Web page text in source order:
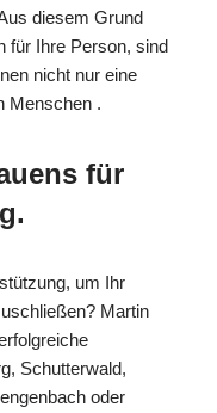
diesem Grund
für Ihre Person, sind
nicht nur eine
Menschen .
für
um Ihr
Martin
Schutterwald,
oder